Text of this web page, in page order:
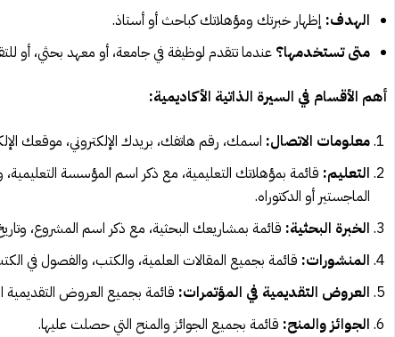
الهدف: إظهار خبرتك ومؤهلاتك كباحث أو أستاذ.
متى تستخدمها؟ عندما تتقدم لوظيفة في جامعة، أو معهد بحثي، أو
أهم الأقسام في السيرة الذاتية الأكاديمية:
معلومات الاتصال: اسمك، رقم هاتفك، بريدك الإلكتروني، موقعك
التعليم: قائمة بمؤهلاتك التعليمية، مع ذكر اسم المؤسسة التعليمية،
الماجستير أو الدكتوراه.
الخبرة البحثية: قائمة بمشاريعك البحثية، مع ذكر اسم المشروع،
المنشورات: قائمة بجميع المقالات العلمية، والكتب، والفصول في
العروض التقديمية في المؤتمرات: قائمة بجميع العروض التقديمية
الجوائز والمنح: قائمة بجميع الجوائز والمنح التي حصلت عليها.